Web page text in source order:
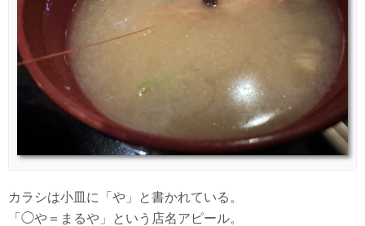
カラシは小皿に「や」と書かれている。
「◯や＝まるや」という店名アピール。